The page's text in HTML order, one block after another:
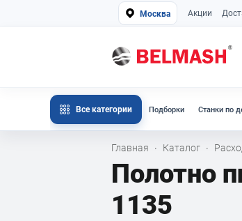
Москва Акции
Все категории Подборки Станки по
Главная · Каталог ·
Полотно
1135